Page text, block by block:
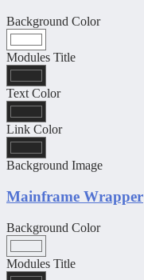
Background Color
Modules Title
Text Color
Link Color
Background Image
Mainframe Wrapper
Background Color
Modules Title